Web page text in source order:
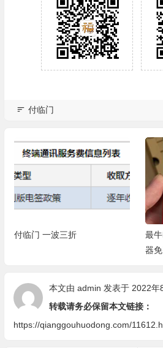
付临门
付临门 一波三折
最
器
本文由 admin 发表于 2022
转载请务必保留本文链接：
https://qianggouhuodong.com/